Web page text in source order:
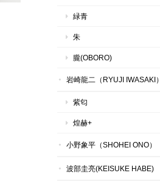
緑青
朱
朧(OBORO)
岩崎龍二（RYUJI IWASAKI）
紫匂
煌赫+
小野象平（SHOHEI ONO）
波部圭亮(KEISUKE HABE)